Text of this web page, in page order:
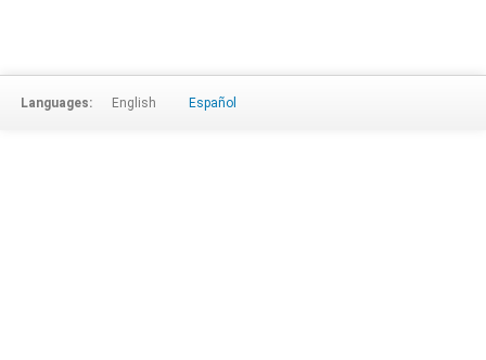
Languages: English Español